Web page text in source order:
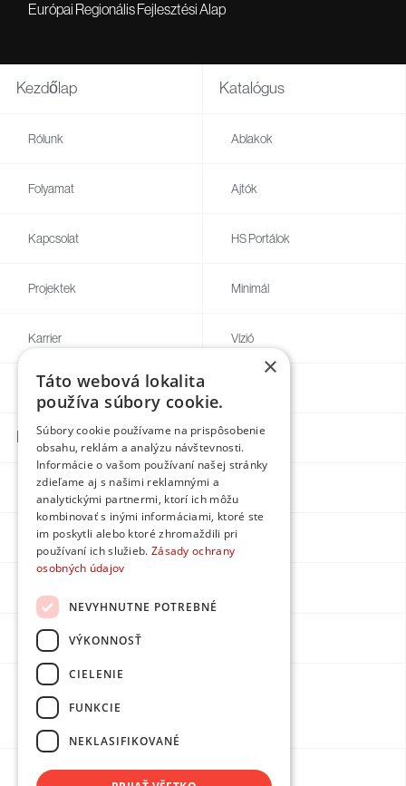
Európai Regionális Fejlesztési Alap
Kezdőlap
Rólunk
Folyamat
Kapcsolat
Projektek
Karrier
Blog
Katalógus
Ablakok
Ajtók
HS Portálok
Minimál
Vízió
Kapcsolatok
Facebook
Instagram
Youtube
DPMarketing
×
Táto webová lokalita
používa súbory cookie.
Súbory cookie používame na prispôsobenie
obsahu, reklám a analýzu návštevnosti.
Informácie o vašom používaní našej stránky
zdieľame aj s našimi reklamnými a
analytickými partnermi, ktorí ich môžu
kombinovať s inými informáciami, ktoré ste
im poskytli alebo ktoré zhromaždili pri
používaní ich služieb. Zásady ochrany
osobných údajov
NEVYHNUTNE POTREBNÉ
VÝKONNOSŤ
CIELENIE
FUNKCIE
NEKLASIFIKOVANÉ